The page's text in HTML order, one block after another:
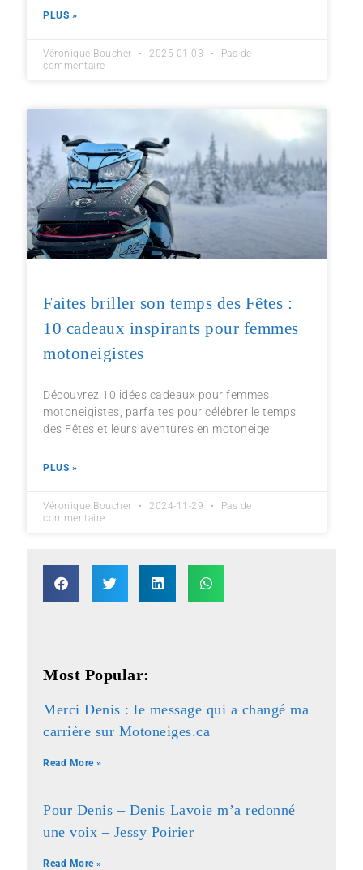
PLUS »
Véronique Boucher 2025-01-03
Pas de
commentaire
Faites briller son temps des Fêtes :
10 cadeaux inspirants pour femmes
motoneigistes
Découvrez 10 idées cadeaux pour femmes
motoneigistes, parfaites pour célébrer le temps
des Fêtes et leurs aventures en motoneige.
PLUS »
Véronique Boucher 2024-11-29
Pas de
commentaire
Most Popular:
Merci Denis : le message qui a changé ma
carrière sur Motoneiges.ca
Read More »
Pour Denis – Denis Lavoie m’a redonné
une voix – Jessy Poirier
Read More »